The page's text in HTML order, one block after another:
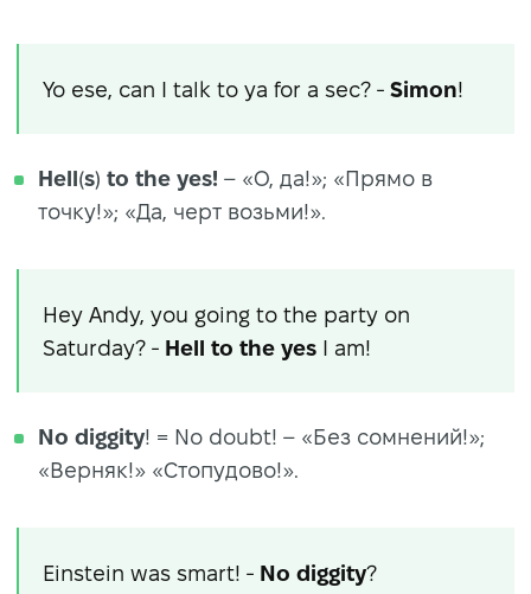
Yo ese, can I talk to ya for a sec? - Simon!
Hell (s) to the yes! – «О, да!»; «Прямо в
точку!»; «Да, черт возьми!».
Hey Andy, you going to the party on
Saturday? - Hell to the yes I am!
No diggity! = No doubt! – «Без сомнений!»;
«Верняк!» «Стопудово!».
Einstein was smart! - No diggity?